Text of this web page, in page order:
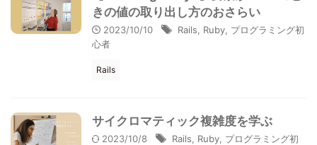
きの値の取り出し方のおさらい
2023/10/10 Rails Ruby プログラミング初
心者
Rails
サイクロマティック複雑度を学ぶ
2023/10/8 Rails Ruby プログラミング初